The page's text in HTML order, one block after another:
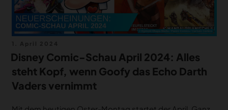
am
Disney Comic-Schau April 2024: Alles
steht Kopf, wenn Goofy das Echo Darth
Vaders vernimmt